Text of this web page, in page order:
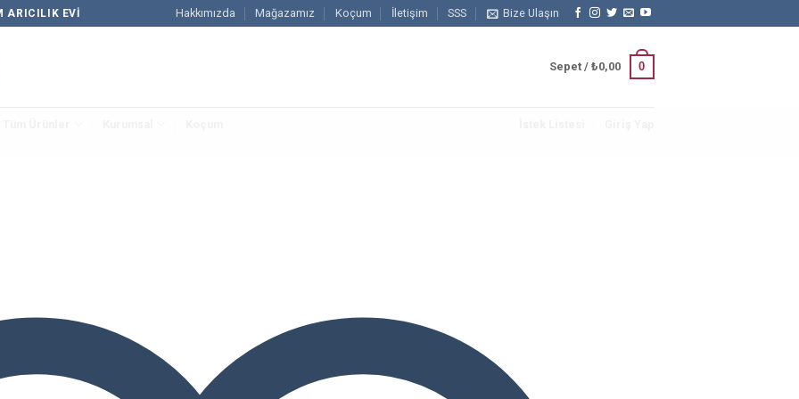
ARICILIK EVI Hakkımızda Mağazamız Koçum İletişim SSS Bize Ulaşın
Sepet / ₺0,00 0